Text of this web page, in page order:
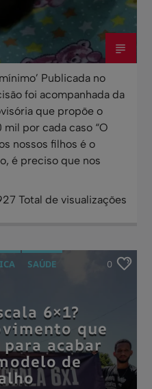
Publicada no
foi acompanhada da
que propõe o
por cada caso “O
nossos filhos é o
é preciso que nos
Total de visualizações
SAÚDE 0
6×1?
que
acabar
de